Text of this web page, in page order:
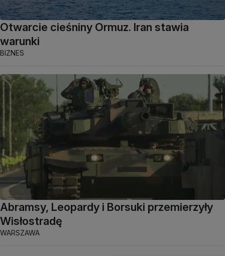
Otwarcie cieśniny Ormuz. Iran stawia
warunki
BIZNES
Abramsy, Leopardy i Borsuki przemierzyły
Wisłostradę
WARSZAWA